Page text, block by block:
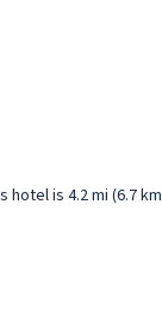
is 4.2 mi (6.7